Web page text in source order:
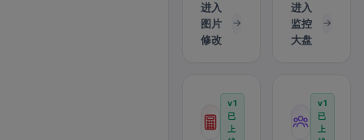
进入
图片
修改
进入
监控
大盘
v1
已
上
v1
已
上